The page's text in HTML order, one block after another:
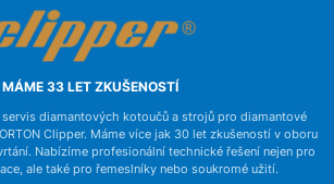
MÁME 33 LET ZKUŠENOSTÍ
diamantových kotoučů a strojů pro diamantové
Clipper. Máme více jak 30 let zkušeností v oboru
Nabízíme profesionální technické řešení nejen pro
ale také pro řemeslníky nebo soukromé užití.